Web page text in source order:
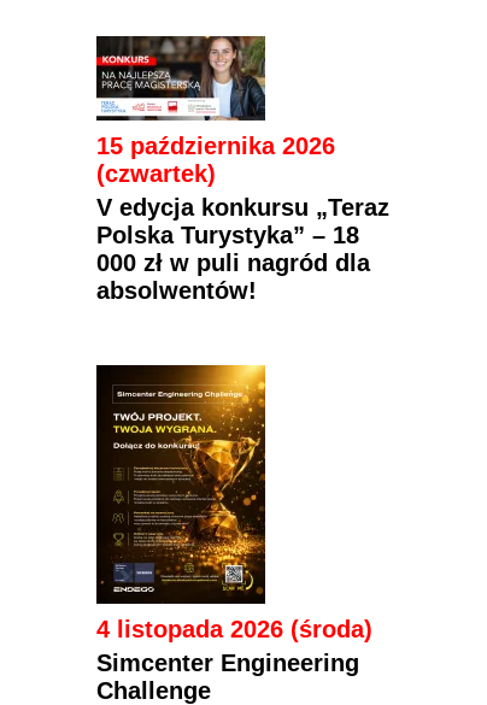
15 października 2026
(czwartek)
V edycja konkursu „Teraz
Polska Turystyka” – 18
000 zł w puli nagród dla
absolwentów!
4 listopada 2026 (środa)
Simcenter Engineering
Challenge